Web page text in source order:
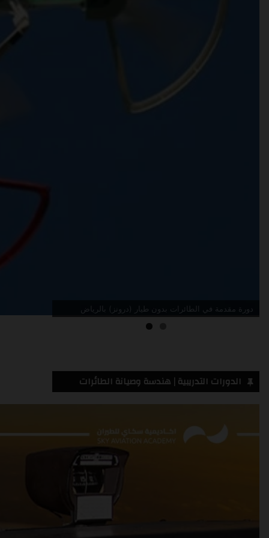
دورة مقدمة في الطائرات بدون طيار (درونز) جدة
الدورات التدريبية | هندسة وصيانة الطائرات